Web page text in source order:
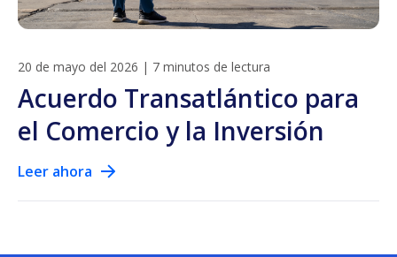
20 de mayo del 2026 | 7 minutos de lectura
Acuerdo Transatlántico para
el Comercio y la Inversión
Leer ahora